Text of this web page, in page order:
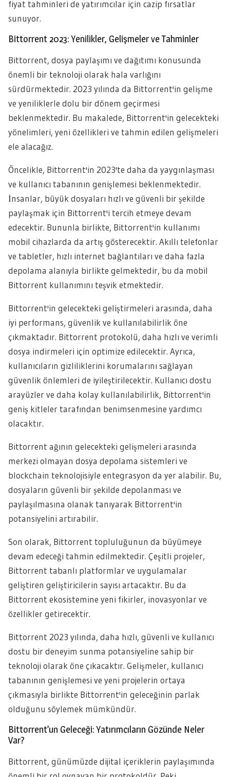
fiyat tahminleri de yatırımcılar için cazip fırsatlar
sunuyor.
Bittorrent 2023: Yenilikler, Gelişmeler ve Tahminler
Bittorrent, dosya paylaşımı ve dağıtımı konusunda
önemli bir teknoloji olarak hala varlığını
sürdürmektedir. 2023 yılında da Bittorrent'in gelişme
ve yeniliklerle dolu bir dönem geçirmesi
beklenmektedir. Bu makalede, Bittorrent'in gelecekteki
yönelimleri, yeni özellikleri ve tahmin edilen gelişmeleri
ele alacağız.
Öncelikle, Bittorrent'in 2023'te daha da yaygınlaşması
ve kullanıcı tabanının genişlemesi beklenmektedir.
İnsanlar, büyük dosyaları hızlı ve güvenli bir şekilde
paylaşmak için Bittorrent'i tercih etmeye devam
edecektir. Bununla birlikte, Bittorrent'in kullanımı
mobil cihazlarda da artış gösterecektir. Akıllı telefonlar
ve tabletler, hızlı internet bağlantıları ve daha fazla
depolama alanıyla birlikte gelmektedir, bu da mobil
Bittorrent kullanımını teşvik etmektedir.
Bittorrent'in gelecekteki geliştirmeleri arasında, daha
iyi performans, güvenlik ve kullanılabilirlik öne
çıkmaktadır. Bittorrent protokolü, daha hızlı ve verimli
dosya indirmeleri için optimize edilecektir. Ayrıca,
kullanıcıların gizliliklerini korumalarını sağlayan
güvenlik önlemleri de iyileştirilecektir. Kullanıcı dostu
arayüzler ve daha kolay kullanılabilirlik, Bittorrent'in
geniş kitleler tarafından benimsenmesine yardımcı
olacaktır.
Bittorrent ağının gelecekteki gelişmeleri arasında
merkezi olmayan dosya depolama sistemleri ve
blockchain teknolojisiyle entegrasyon da yer alabilir. Bu,
dosyaların güvenli bir şekilde depolanması ve
paylaşılmasına olanak tanıyarak Bittorrent'in
potansiyelini artırabilir.
Son olarak, Bittorrent topluluğunun da büyümeye
devam edeceği tahmin edilmektedir. Çeşitli projeler,
Bittorrent tabanlı platformlar ve uygulamalar
geliştiren geliştiricilerin sayısı artacaktır. Bu da
Bittorrent ekosistemine yeni fikirler, inovasyonlar ve
özellikler getirecektir.
Bittorrent 2023 yılında, daha hızlı, güvenli ve kullanıcı
dostu bir deneyim sunma potansiyeline sahip bir
teknoloji olarak öne çıkacaktır. Gelişmeler, kullanıcı
tabanının genişlemesi ve yeni projelerin ortaya
çıkmasıyla birlikte Bittorrent'in geleceğinin parlak
olduğunu söylemek mümkündür.
Bittorrent’un Geleceği: Yatırımcıların Gözünde Neler
Var?
Bittorrent, günümüzde dijital içeriklerin paylaşımında